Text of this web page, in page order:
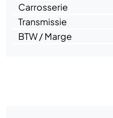
Carrosserie
Transmissie
BTW / Marge